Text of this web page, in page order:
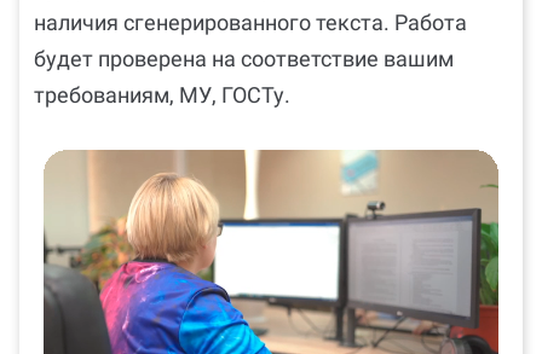
наличия сгенерированного текста. Работа
будет проверена на соответствие вашим
требованиям, МУ, ГОСТу.